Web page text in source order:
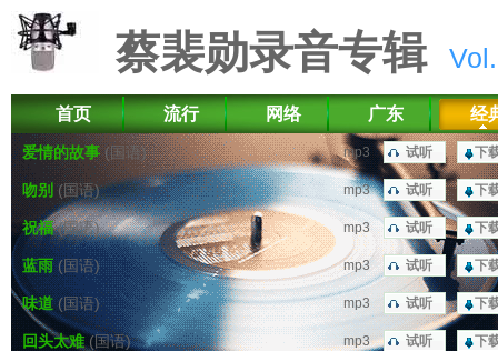
蔡裴勋录音专辑
首页 流行 网络 广东 经
爱情的故事(国语)
吻别(国语)
祝福(国语)
蓝雨(国语)
味道(国语)
回头太难 (国语)
下
下
下
下
下
下
mp3 试听
mp3 试听
mp3 试听
mp3 试听
mp3 试听
mp3 试听